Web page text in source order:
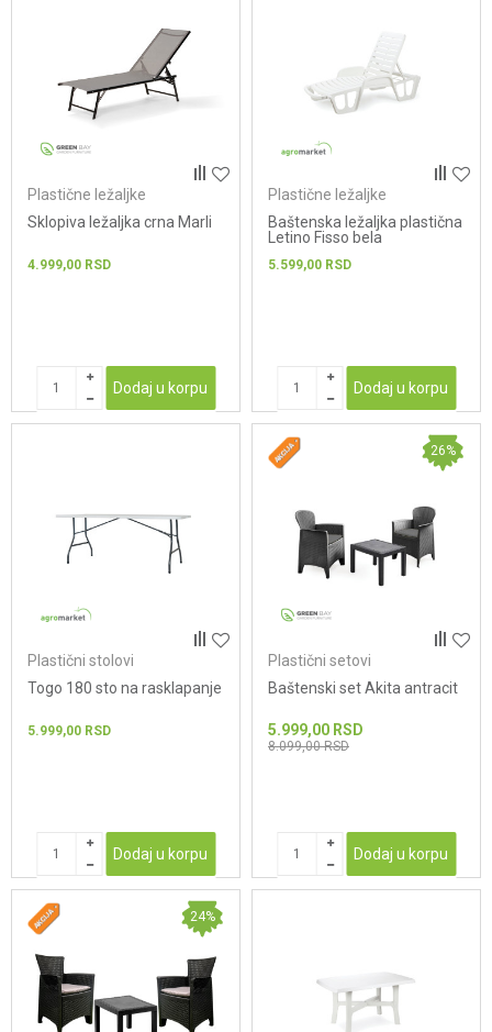
Plastične ležaljke
Sklopiva ležaljka crna Marli
4.999,00 RSD
Dodaj u korpu
Plastične ležaljke
Baštenska ležaljka plastična
Letino Fisso bela
5.599,00 RSD
Dodaj u korpu
Plastični stolovi
Togo 180 sto na rasklapanje
5.999,00 RSD
Dodaj u korpu
26%
Plastični setovi
Baštenski set Akita antracit
5.999,00 RSD
8.099,00RSD
Dodaj u korpu
24%